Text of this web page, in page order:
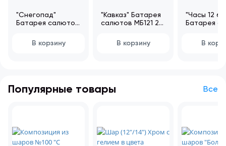
"Снегопад"
Батарея салютов
категория
В корзину
"Кавказ" Батарея
салютов МБ121 2/1
В корзину
"Часы 12
Батарея
категория
В
Популярные товары Все